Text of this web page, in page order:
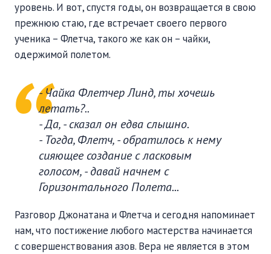
уровень. И вот, спустя годы, он возвращается в свою
прежнюю стаю, где встречает своего первого
ученика – Флетча, такого же как он – чайки,
одержимой полетом.
- Чайка Флетчер Линд, ты хочешь
летать?..
- Да, - сказал он едва слышно.
- Тогда, Флетч, - обратилось к нему
сияющее создание с ласковым
голосом, - давай начнем с
Горизонтального Полета...
Разговор Джонатана и Флетча и сегодня напоминает
нам, что постижение любого мастерства начинается
с совершенствования азов. Вера не является в этом